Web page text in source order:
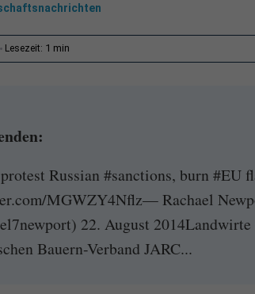
Lesezeit: 1 min
Russian #sanctions, burn #EU
MGWZY4Nflz— Rachael
22. August 2014Landwirte
Bauern-Verband JARC...